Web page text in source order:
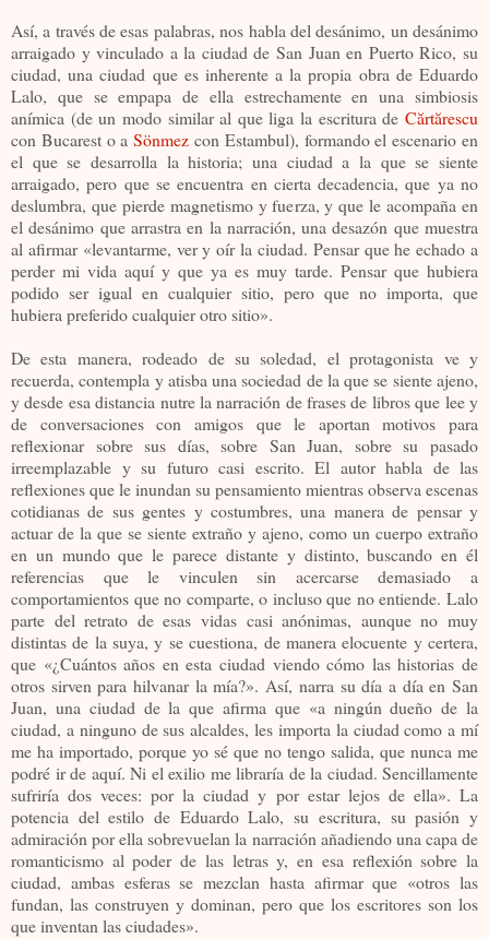
Así, a través de esas palabras, nos habla del desánimo, un desánimo
arraigado y vinculado a la ciudad de San Juan en Puerto Rico, su
ciudad, una ciudad que es inherente a la propia obra de Eduardo
Lalo, que se empapa de ella estrechamente en una simbiosis
anímica (de un modo similar al que liga la escritura de Cărtărescu
con Bucarest o aSönmez con Estambul), formando el escenario en
el que se desarrolla la historia; una ciudad a la que se siente
arraigado, pero que se encuentra en cierta decadencia, que ya no
deslumbra, que pierde magnetismo y fuerza, y que le acompaña en
el desánimo que arrastra en la narración, una desazón que muestra
al afirmar «levantarme, ver y oír la ciudad. Pensar que he echado a
perder mi vida aquí y que ya es muy tarde. Pensar que hubiera
podido ser igual en cualquier sitio, pero que no importa, que
hubiera preferido cualquier otro sitio».
De esta manera, rodeado de su soledad, el protagonista ve y
recuerda, contempla y atisba una sociedad de la que se siente ajeno,
y desde esa distancia nutre la narración de frases de libros que lee y
de conversaciones con amigos que le aportan motivos para
reflexionar sobre sus días, sobre San Juan, sobre su pasado
irreemplazable y su futuro casi escrito. El autor habla de las
reflexiones que le inundan su pensamiento mientras observa escenas
cotidianas de sus gentes y costumbres, una manera de pensar y
actuar de la que se siente extraño y ajeno, como un cuerpo extraño
en un mundo que le parece distante y distinto, buscando en él
referencias que le vinculen sin acercarse demasiado a
comportamientos que no comparte, o incluso que no entiende. Lalo
parte del retrato de esas vidas casi anónimas, aunque no muy
distintas de la suya, y se cuestiona, de manera elocuente y certera,
que «¿Cuántos años en esta ciudad viendo cómo las historias de
otros sirven para hilvanar la mía?». Así, narra su día a día en San
Juan, una ciudad de la que afirma que «a ningún dueño de la
ciudad, a ninguno de sus alcaldes, les importa la ciudad como a mí
me ha importado, porque yo sé que no tengo salida, que nunca me
podré ir de aquí. Ni el exilio me libraría de la ciudad. Sencillamente
sufriría dos veces: por la ciudad y por estar lejos de ella». La
potencia del estilo de Eduardo Lalo, su escritura, su pasión y
admiración por ella sobrevuelan la narración añadiendo una capa de
romanticismo al poder de las letras y, en esa reflexión sobre la
ciudad, ambas esferas se mezclan hasta afirmar que «otros las
fundan, las construyen y dominan, pero que los escritores son los
que inventan las ciudades».